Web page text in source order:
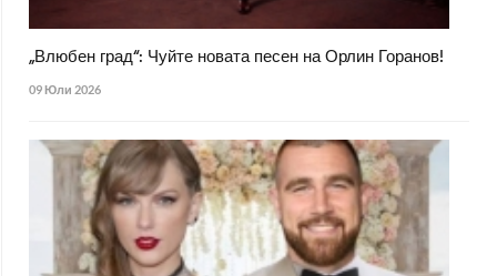
„Влюбен град“: Чуйте новата песен на Орлин Горанов!
09 Юли 2026